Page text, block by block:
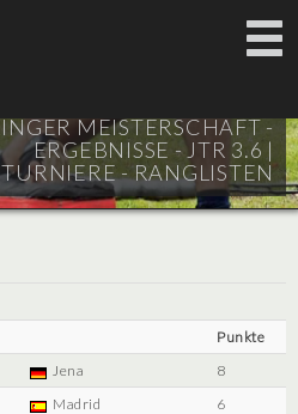
MEISTERSCHAFT -
ERGEBNISSE - JTR 3.6 |
- RANGLISTEN
Punkte
Jena
8
Madrid
6